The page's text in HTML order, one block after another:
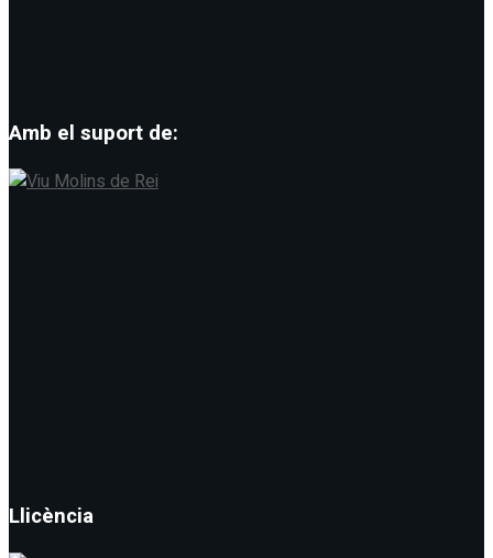
Amb el suport de:
Llicència